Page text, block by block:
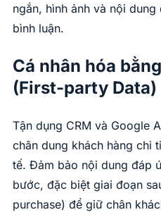
ngắn, hình ảnh và nội
bình luận.
Cá nhân hóa
(First-party Data)
Tận dụng CRM và Google
chân dung khách hàng chi
tế. Đảm bảo nội dung đáp
bước, đặc biệt giai đoạn
purchase) để giữ chân